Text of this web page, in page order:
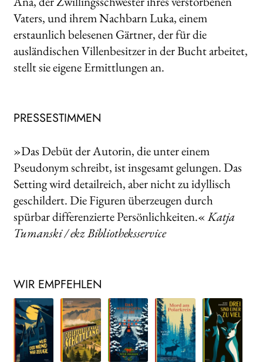
Vaters, und ihrem Nachbarn Luka, einem
erstaunlich belesenen Gärtner, der für die
ausländischen Villenbesitzer in der Bucht arbeitet,
stellt sie eigene Ermittlungen an.
PRESSESTIMMEN
»Das Debüt der Autorin, die unter einem
Pseudonym schreibt, ist insgesamt gelungen. Das
Setting wird detailreich, aber nicht zu idyllisch
geschildert. Die Figuren überzeugen durch
spürbar differenzierte Persönlichkeiten.«Katja
Tumanski / ekz Bibliotheksservice
WIR EMPFEHLEN